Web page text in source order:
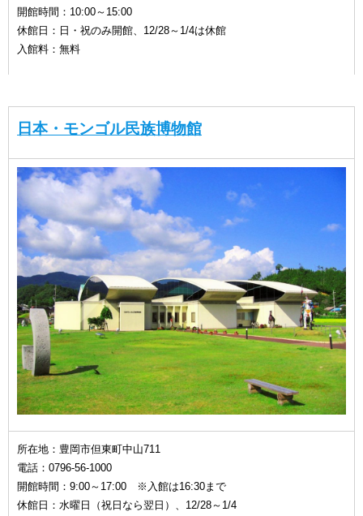
開館時間：10:00～15:00
休館日：日・祝のみ開館、12/28～1/4は休館
入館料：無料
日本・モンゴル民族博物館
所在地：豊岡市但東町中山711
電話：0796-56-1000
開館時間：9:00～17:00 ※入館は16:30まで
休館日：水曜日（祝日なら翌日）、12/28～1/4